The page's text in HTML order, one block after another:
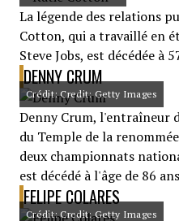
La légende des relations
Cotton, qui a travaillé en
Steve Jobs, est décédée à
DENNY CRUM
Crédit: Credit: Getty Images
Denny Crum, l'entraîneur
du Temple de la
deux championnats
est décédé à l'âge de 86
FELIPE COLARES
Crédit: Credit: Getty Images